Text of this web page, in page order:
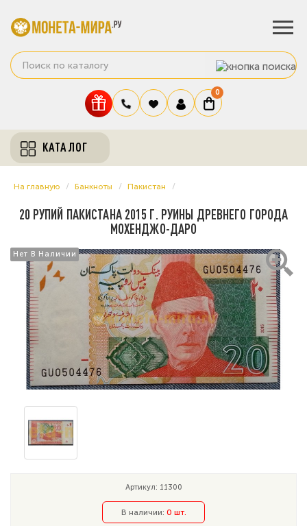
0
КАТАЛОГ
На главную Банкноты Пакистан
20 РУПИЙ ПАКИСТАНА 2015 Г. РУИНЫ ДРЕВНЕГО ГОРОДА
МОХЕНДЖО-ДАРО
Нет В Наличии
Нет В Наличии
Артикул: 11300
В наличии: 0 шт.